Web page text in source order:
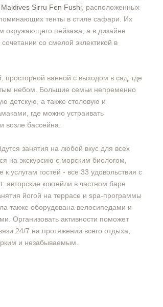
Sirru Fen Fushi , расположенных
тенты в стиле сафари. Их
окружающего пейзажа, а в дизайне
со смелой эклектикой в
ванной с выходом в сад, где
небом. Большие семьи непременно
детскую, а также столовую и
где можно устраивать
возле бассейна.
занятия на любой вкус для всех
на экскурсию с морским биологом,
услугам гостей - все 33 удовольствия с
коктейли в частном баре
йогой на террасе и spa-программы
также оборудована велосипедами и
Организовать активности поможет
24/7 на протяжении всего отдыха,
и незабываемым.